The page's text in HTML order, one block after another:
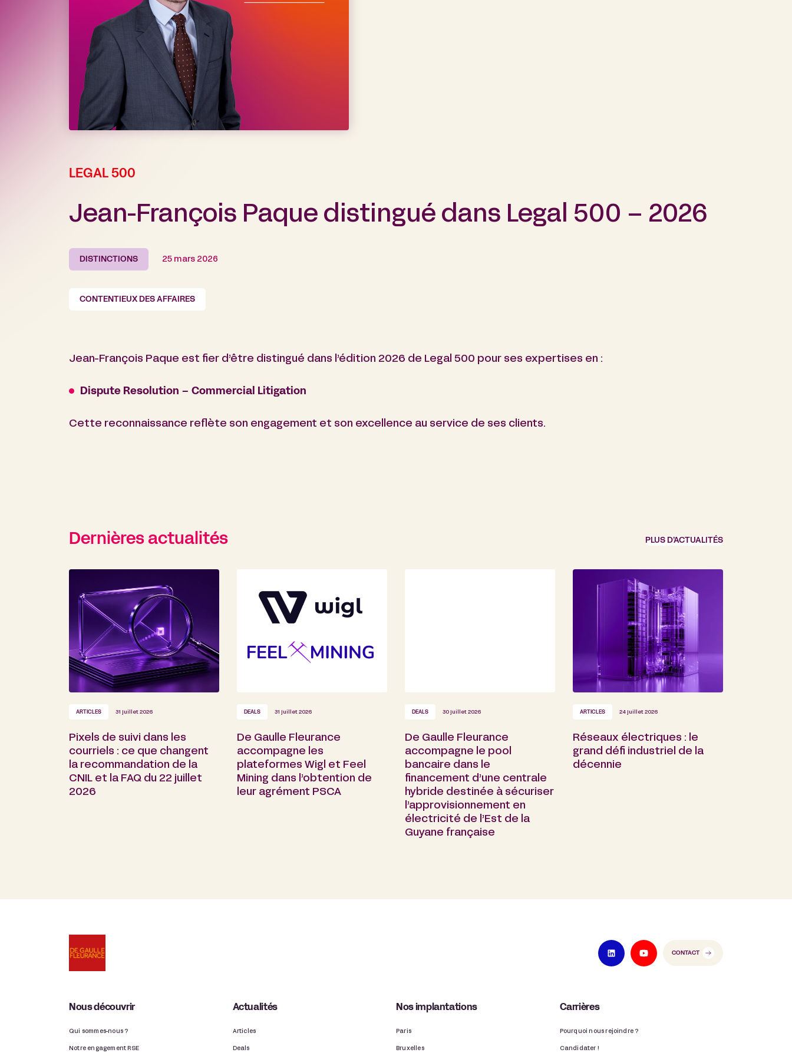
LEGAL 500
Jean-François Paque distingué dans Legal 500 – 2026
DISTINCTIONS 25 mars 2026
CONTENTIEUX DES AFFAIRES
Jean-François Paque est fier d’être distingué dans l’édition 2026 de Legal 500 pour ses expertises en :
Dispute Resolution – Commercial Litigation
Cette reconnaissance reflète son engagement et son excellence au service de ses clients.
Dernières actualités PLUS D’ACTUALITÉS
ARTICLES 31 juillet 2026
Pixels de suivi dans les
courriels : ce que changent
la recommandation de la
CNIL et la FAQ du 22 juillet
2026
DEALS 31 juillet 2026
De Gaulle Fleurance
accompagne les
plateformes Wigl et Feel
Mining dans l’obtention de
leur agrément PSCA
DEALS 30 juillet 2026
De Gaulle Fleurance
accompagne le pool
bancaire dans le
financement d’une centrale
hybride destinée à sécuriser
l’approvisionnement en
électricité de l’Est de la
Guyane française
ARTICLES 24 juillet 2026
Réseaux électriques : le
grand défi industriel de la
décennie
CONTACT
Nous découvrir
Qui sommes-nous ?
Notre engagement RSE
Actualités
Articles
Deals
Nos implantations
Paris
Bruxelles
Carrières
Pourquoi nous rejoindre ?
Candidater !